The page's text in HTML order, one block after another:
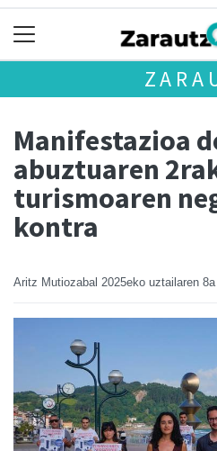
Manifestazioa
abuztuaren
turismoaren
kontra
Aritz Mutiozabal 2025eko uztailaren 8a